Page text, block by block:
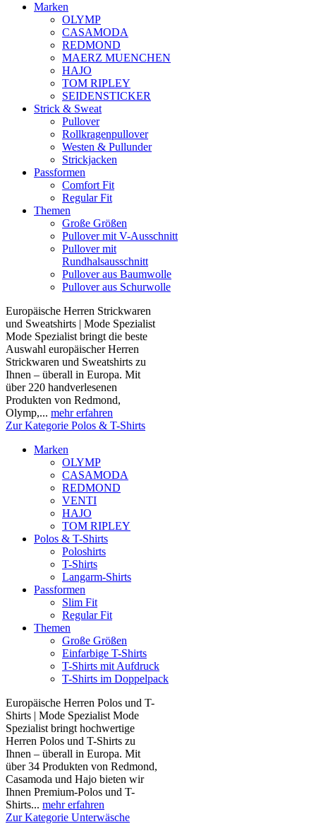
Marken
OLYMP
CASAMODA
REDMOND
MAERZ MUENCHEN
HAJO
TOM RIPLEY
SEIDENSTICKER
Strick & Sweat
Pullover
Rollkragenpullover
Westen & Pullunder
Strickjacken
Passformen
Comfort Fit
Regular Fit
Themen
Große Größen
Pullover mit V-Ausschnitt
Pullover mit
Rundhalsausschnitt
Pullover aus Baumwolle
Pullover aus Schurwolle
Europäische Herren Strickwaren
und Sweatshirts | Mode Spezialist
Mode Spezialist bringt die beste
Auswahl europäischer Herren
Strickwaren und Sweatshirts zu
Ihnen – überall in Europa. Mit
über 220 handverlesenen
Produkten von Redmond,
Olymp,... mehr erfahren
Zur Kategorie Polos & T-Shirts
Marken
OLYMP
CASAMODA
REDMOND
VENTI
HAJO
TOM RIPLEY
Polos & T-Shirts
Poloshirts
T-Shirts
Langarm-Shirts
Passformen
Slim Fit
Regular Fit
Themen
Große Größen
Einfarbige T-Shirts
T-Shirts mit Aufdruck
T-Shirts im Doppelpack
Europäische Herren Polos und T-
Shirts | Mode Spezialist Mode
Spezialist bringt hochwertige
Herren Polos und T-Shirts zu
Ihnen – überall in Europa. Mit
über 34 Produkten von Redmond,
Casamoda und Hajo bieten wir
Ihnen Premium-Polos und T-
Shirts... mehr erfahren
Zur Kategorie Unterwäsche